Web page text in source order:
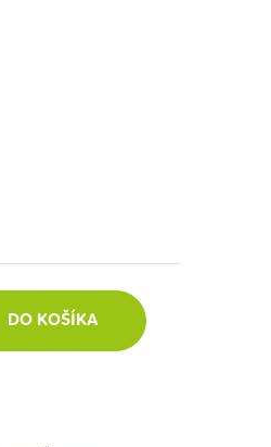
DO KOŠÍKA